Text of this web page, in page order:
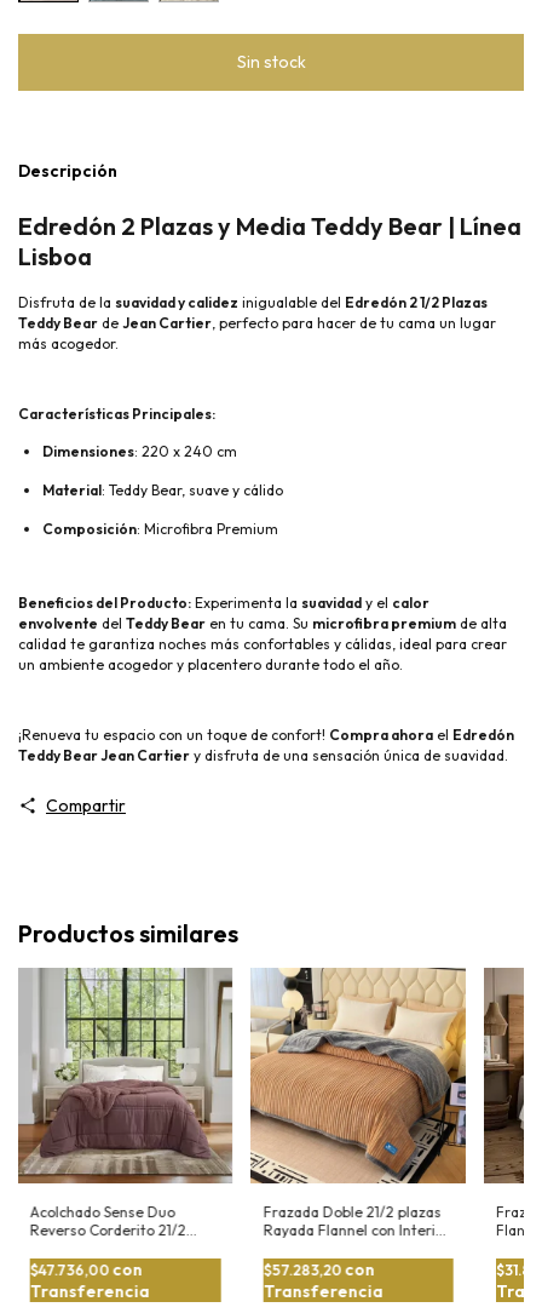
Descripción
Edredón 2 Plazas y Media Teddy Bear | Línea
Lisboa
Disfruta de la suavidad y calidez inigualable del Edredón 2 1/2 Plazas
Teddy Bear de Jean Cartier , perfecto para hacer de tu cama un lugar
más acogedor.
Características Principales:
Dimensiones: 220 x 240 cm
Material: Teddy Bear, suave y cálido
Composición: Microfibra Premium
Beneficios del Producto: Experimenta la suavidad y el calor
envolvente del Teddy Bear en tu cama. Su microfibra premium de alta
calidad te garantiza noches más confortables y cálidas, ideal para crear
un ambiente acogedor y placentero durante todo el año.
¡Renueva tu espacio con un toque de confort! Compra ahora el Edredón
Teddy Bear Jean Cartier y disfruta de una sensación única de suavidad.
Compartir
Productos similares
Acolchado Sense Duo
Reverso Corderito 21/2
$47.736,00 con
Transferencia
Frazada Doble 21/2 plazas
Rayada Flannel con Interior
$57.283,20 con
Transferencia